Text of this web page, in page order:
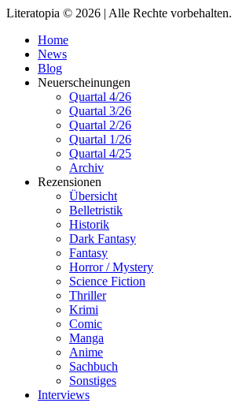
Literatopia © 2026 | Alle Rechte vorbehalten.
Home
News
Blog
Neuerscheinungen
Quartal 4/26
Quartal 3/26
Quartal 2/26
Quartal 1/26
Quartal 4/25
Archiv
Rezensionen
Übersicht
Belletristik
Historik
Dark Fantasy
Fantasy
Horror / Mystery
Science Fiction
Thriller
Krimi
Comic
Manga
Anime
Sachbuch
Sonstiges
Interviews